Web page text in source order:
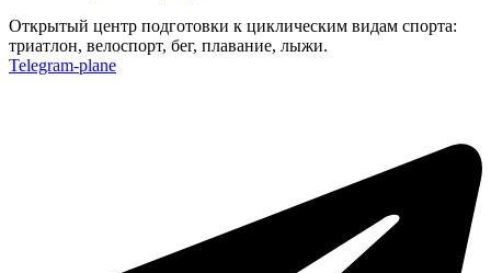
Открытый центр подготовки к циклическим видам спорта:
триатлон, велоспорт, бег, плавание, лыжи.
Telegram-plane